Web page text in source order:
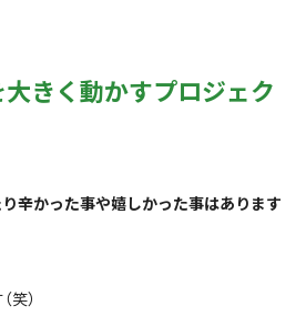
きく動かすプロジェク
辛かった事や嬉しかった事はあります
笑）